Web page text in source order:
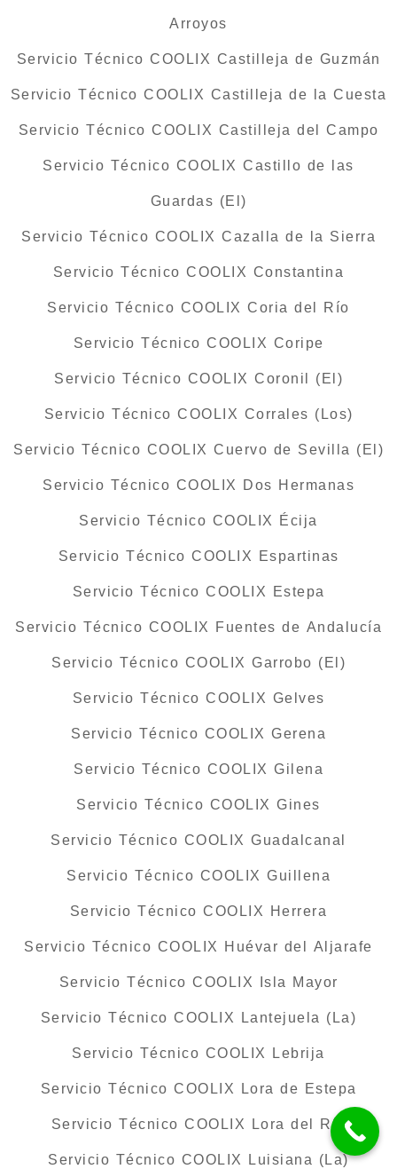
Arroyos
Servicio Técnico COOLIX Castilleja de Guzmán
Servicio Técnico COOLIX Castilleja de la Cuesta
Servicio Técnico COOLIX Castilleja del Campo
Servicio Técnico COOLIX Castillo de las
Guardas (El)
Servicio Técnico COOLIX Cazalla de la Sierra
Servicio Técnico COOLIX Constantina
Servicio Técnico COOLIX Coria del Río
Servicio Técnico COOLIX Coripe
Servicio Técnico COOLIX Coronil (El)
Servicio Técnico COOLIX Corrales (Los)
Servicio Técnico COOLIX Cuervo de Sevilla (El)
Servicio Técnico COOLIX Dos Hermanas
Servicio Técnico COOLIX Écija
Servicio Técnico COOLIX Espartinas
Servicio Técnico COOLIX Estepa
Servicio Técnico COOLIX Fuentes de Andalucía
Servicio Técnico COOLIX Garrobo (El)
Servicio Técnico COOLIX Gelves
Servicio Técnico COOLIX Gerena
Servicio Técnico COOLIX Gilena
Servicio Técnico COOLIX Gines
Servicio Técnico COOLIX Guadalcanal
Servicio Técnico COOLIX Guillena
Servicio Técnico COOLIX Herrera
Servicio Técnico COOLIX Huévar del Aljarafe
Servicio Técnico COOLIX Isla Mayor
Servicio Técnico COOLIX Lantejuela (La)
Servicio Técnico COOLIX Lebrija
Servicio Técnico COOLIX Lora de Estepa
Servicio Técnico COOLIX Lora del Río
Servicio Técnico COOLIX Luisiana (La)